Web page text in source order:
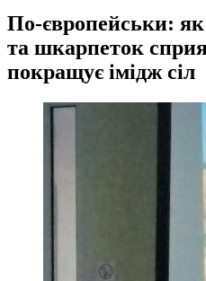
По-європейськи:
та шкарпеток
покращує імідж сіл